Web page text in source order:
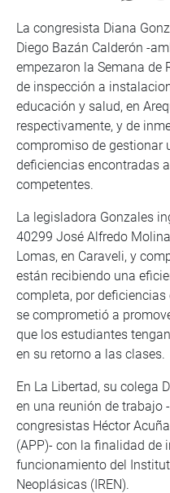
La congresista Diana
Diego Bazán Calderón -
empezaron la Semana de
de inspección a
educación y salud, en
respectivamente, y de
compromiso de gestionar
deficiencias encontradas
competentes.
La legisladora Gonzales
40299 José Alfredo
Lomas, en Caraveli, y
están recibiendo una
completa, por
se comprometió a
que los estudiantes
en su retorno a las clases.
En La Libertad, su colega
en una reunión de trabajo
congresistas Héctor
(APP)- con la finalidad de
funcionamiento del
Neoplásicas (IREN).